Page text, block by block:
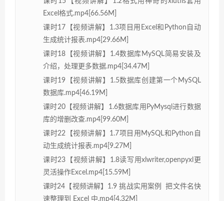
Excel格式.mp4[66.56M]
课时17【视频讲解】1.3项目用Excel和Python自动
生成统计报表.mp4[29.66M]
课时18【视频讲解】1.4数据库MySQL简易安装及
介绍，处理更多数据.mp4[34.47M]
课时19【视频讲解】1.5数据库创建第一个MySQL
数据库.mp4[46.19M]
课时20【视频讲解】1.6数据库用PyMysql进行数据
库的增删改查.mp4[99.60M]
课时22【视频讲解】1.7项目用MySQL和Python自
动生成统计报表.mp4[9.27M]
课时23【视频讲解】1.8读写用xlwriter,openpyxl更
灵活操作Excel.mp4[15.59M]
课时24【视频讲解】1.9 挑战实用案例 把文件名快
速整理到 Excel 中.mp4[4.32M]